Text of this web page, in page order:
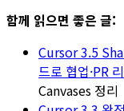
함께 읽으면 좋은 글:
Cursor 3.5
드로 협업·PR
Canvases 정리